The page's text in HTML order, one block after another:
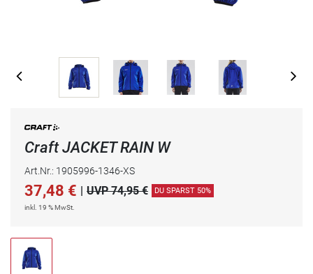
Craft JACKET RAIN W
Art.Nr.: 1905996-1346-XS
37,48 € | UVP 74,95 € DU SPARST 50%
inkl. 19 % MwSt.